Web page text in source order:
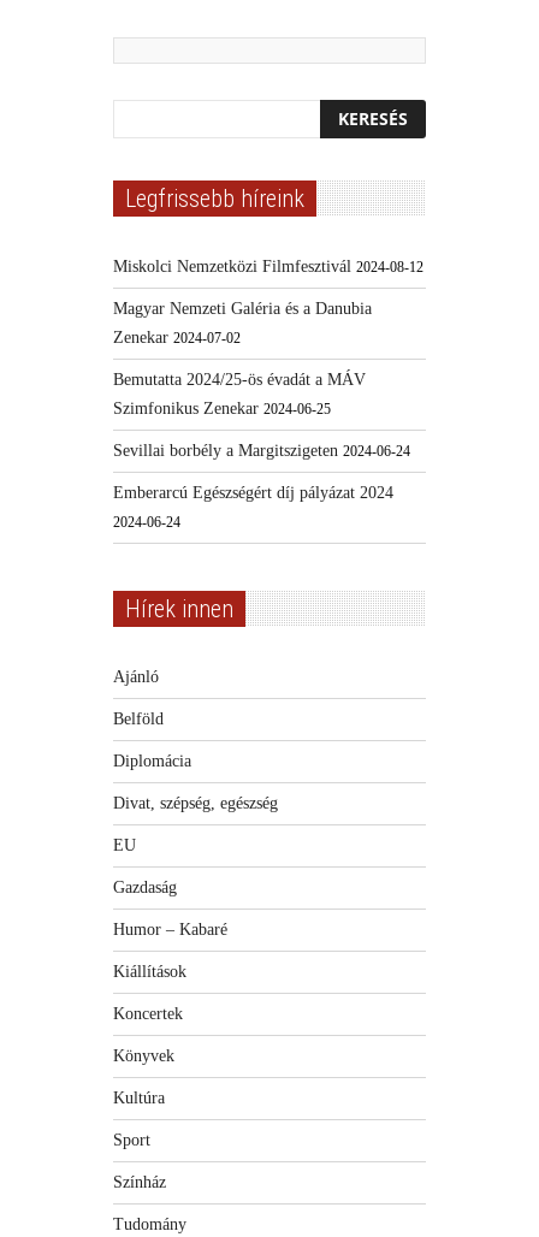
Legfrissebb híreink
Miskolci Nemzetközi Filmfesztivál 2024-08-12
Magyar Nemzeti Galéria és a Danubia
Zenekar 2024-07-02
Bemutatta 2024/25-ös évadát a MÁV
Szimfonikus Zenekar 2024-06-25
Sevillai borbély a Margitszigeten 2024-06-24
Emberarcú Egészségért díj pályázat 2024
2024-06-24
Hírek innen
Ajánló
Belföld
Diplomácia
Divat, szépség, egészség
EU
Gazdaság
Humor – Kabaré
Kiállítások
Koncertek
Könyvek
Kultúra
Sport
Színház
Tudomány